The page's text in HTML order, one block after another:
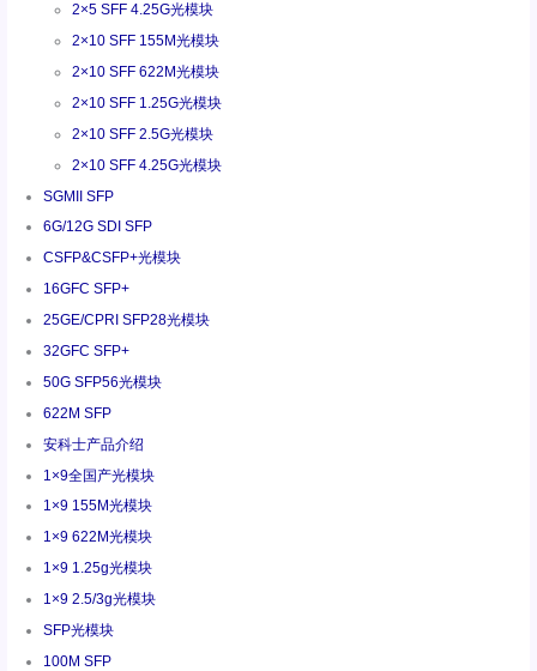
2×5 SFF 4.25G光模块
2×10 SFF 155M光模块
2×10 SFF 622M光模块
2×10 SFF 1.25G光模块
2×10 SFF 2.5G光模块
2×10 SFF 4.25G光模块
SGMII SFP
6G/12G SDI SFP
CSFP&CSFP+光模块
16GFC SFP+
25GE/CPRI SFP28光模块
32GFC SFP+
50G SFP56光模块
622M SFP
安科士产品介绍
1×9全国产光模块
1×9 155M光模块
1×9 622M光模块
1×9 1.25g光模块
1×9 2.5/3g光模块
SFP光模块
100M SFP